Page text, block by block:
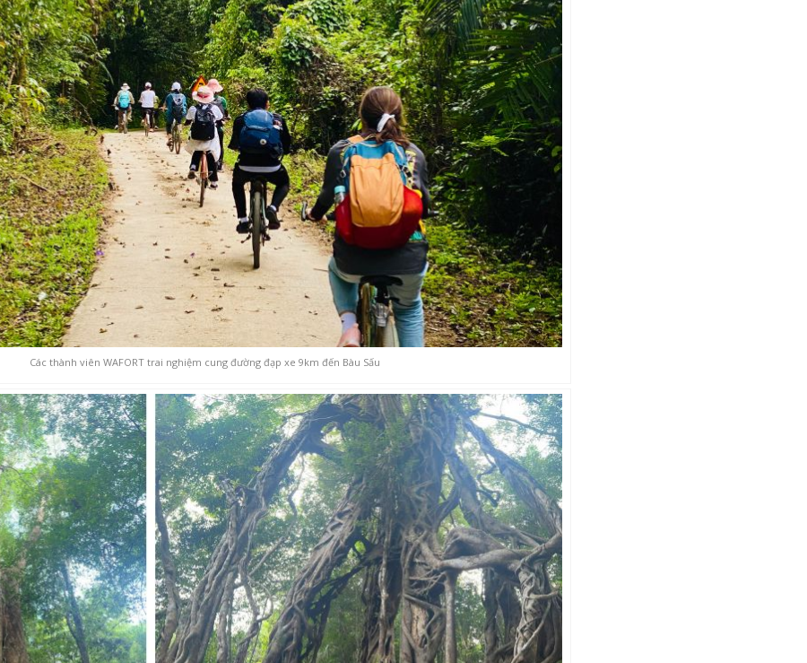
Các thành viên WAFORT trai nghiệm cung đường đạp xe 9km đến Bàu Sấu